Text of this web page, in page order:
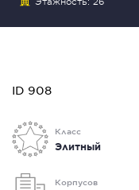
ID 908
Класс
Элитный
Корпусов